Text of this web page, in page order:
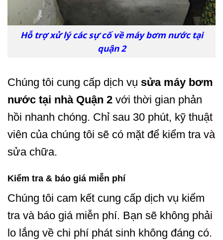
Hỗ trợ xử lý các sự cố về máy bơm nước tại
quận 2
Chúng tôi cung cấp dịch vụ sửa máy bơm
nước tại nhà Quận 2 với thời gian phản
hồi nhanh chóng. Chỉ sau 30 phút, kỹ thuật
viên của chúng tôi sẽ có mặt để kiểm tra và
sửa chữa.
Kiểm tra & báo giá miễn phí
Chúng tôi cam kết cung cấp dịch vụ kiểm
tra và báo giá miễn phí. Bạn sẽ không phải
lo lắng về chi phí phát sinh không đáng có.